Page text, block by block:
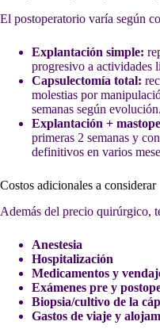
El postoperatorio varía según
Explantación simple:
progresivo a actividades
Capsulectomía total:
molestias por
semanas según evolución.
Explantación +
primeras 2 semanas y
definitivos en varios
Costos adicionales a considerar
Además del precio quirúrgico,
Anestesia
Hospitalización
Medicamentos y
Exámenes pre y
Biopsia/cultivo de la
Gastos de viaje y